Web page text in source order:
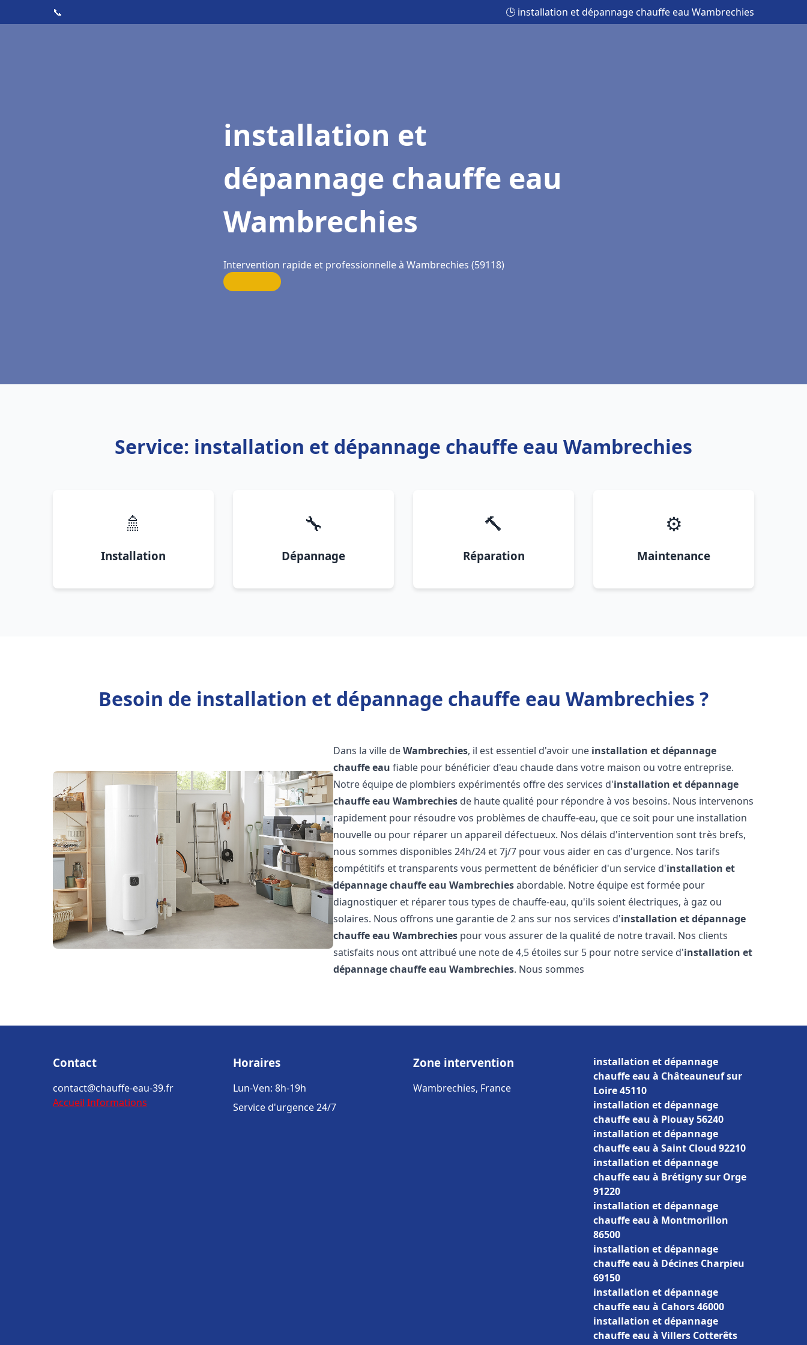
📞 🕒 installation et dépannage chauffe eau Wambrechies
installation et
dépannage chauffe eau
Wambrechies
Intervention rapide et professionnelle à Wambrechies (59118)
Service: installation et dépannage chauffe eau Wambrechies
🚿
Installation
🔧
Dépannage
🔨
Réparation
⚙️
Maintenance
Besoin de installation et dépannage chauffe eau Wambrechies ?
Dans la ville deWambrechies, il est essentiel d'avoir une installation et dépannage
chauffe eau fiable pour bénéficier d'eau chaude dans votre maison ou votre entreprise.
Notre équipe de plombiers expérimentés offre des services d'installation et dépannage
chauffe eau Wambrechies de haute qualité pour répondre à vos besoins. Nous intervenons
rapidement pour résoudre vos problèmes de chauffe-eau, que ce soit pour une installation
nouvelle ou pour réparer un appareil défectueux. Nos délais d'intervention sont très brefs,
nous sommes disponibles 24h/24 et 7j/7 pour vous aider en cas d'urgence. Nos tarifs
compétitifs et transparents vous permettent de bénéficier d'un service d'installation et
dépannage chauffe eau Wambrechiesabordable. Notre équipe est formée pour
diagnostiquer et réparer tous types de chauffe-eau, qu'ils soient électriques, à gaz ou
solaires. Nous offrons une garantie de 2 ans sur nos services d'installation et dépannage
chauffe eau Wambrechies pour vous assurer de la qualité de notre travail. Nos clients
satisfaits nous ont attribué une note de 4,5 étoiles sur 5 pour notre service d'installation et
dépannage chauffe eau Wambrechies. Nous sommes
Contact
contact@chauffe-eau-39.fr
Accueil Informations
Horaires
Lun-Ven: 8h-19h
Service d'urgence 24/7
Zone intervention
Wambrechies, France
installation et dépannage
chauffe eau à Châteauneuf sur
Loire 45110
installation et dépannage
chauffe eau à Plouay 56240
installation et dépannage
chauffe eau à Saint Cloud 92210
installation et dépannage
chauffe eau à Brétigny sur Orge
91220
installation et dépannage
chauffe eau à Montmorillon
86500
installation et dépannage
chauffe eau à Décines Charpieu
69150
installation et dépannage
chauffe eau à Cahors 46000
installation et dépannage
chauffe eau à Villers Cotterêts